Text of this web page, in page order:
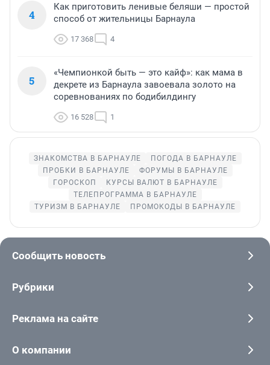
4
Как приготовить ленивые беляши — простой
способ от жительницы Барнаула
17 368 4
5
«Чемпионкой быть — это кайф»: как мама в
декрете из Барнаула завоевала золото на
соревнованиях по бодибилдингу
16 528 1
ЗНАКОМСТВА В БАРНАУЛЕ
ПОГОДА В БАРНАУЛЕ
ПРОБКИ В БАРНАУЛЕ
ФОРУМЫ В БАРНАУЛЕ
ГОРОСКОП
КУРСЫ ВАЛЮТ В БАРНАУЛЕ
ТЕЛЕПРОГРАММА В БАРНАУЛЕ
ТУРИЗМ В БАРНАУЛЕ
ПРОМОКОДЫ В БАРНАУЛЕ
Сообщить новость
Рубрики
Реклама на сайте
О компании